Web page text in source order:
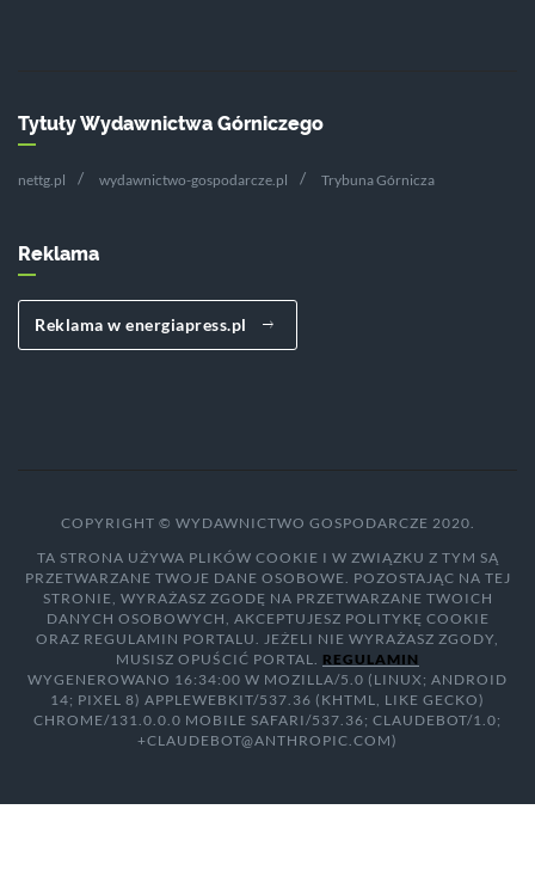
Tytuły Wydawnictwa Górniczego
nettg.pl wydawnictwo-gospodarcze.pl Trybuna Górnicza
Reklama
Reklama w energiapress.pl
COPYRIGHT © WYDAWNICTWO GOSPODARCZE 2020.
TA STRONA UŻYWA PLIKÓW COOKIE I W ZWIĄZKU Z TYM SĄ
PRZETWARZANE TWOJE DANE OSOBOWE. POZOSTAJĄC NA TEJ
STRONIE, WYRAŻASZ ZGODĘ NA PRZETWARZANE TWOICH
DANYCH OSOBOWYCH, AKCEPTUJESZ POLITYKĘ COOKIE
ORAZ REGULAMIN PORTALU. JEŻELI NIE WYRAŻASZ ZGODY,
MUSISZ OPUŚCIĆ PORTAL. REGULAMIN
WYGENEROWANO 16:34:00 W MOZILLA/5.0 (LINUX; ANDROID
14; PIXEL 8) APPLEWEBKIT/537.36 (KHTML, LIKE GECKO)
CHROME/131.0.0.0 MOBILE SAFARI/537.36; CLAUDEBOT/1.0;
+CLAUDEBOT@ANTHROPIC.COM)